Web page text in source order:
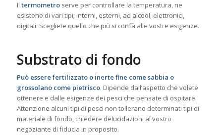
Il termometroserve per controllare la temperatura, ne
esistono di vari tipi; interni, esterni, ad alcool, elettronici,
digitali. Scegliete quello che più si confà alle vostre esigenze.
Substrato di fondo
Può essere fertilizzato o inerte fine come sabbia o
grossolano come pietrisco. Dipende dall’aspetto che volete
ottenere e dalle esigenze dei pesci che pensate di ospitare.
Attenzione alcuni tipi di pesci non tollerano determinati tipi di
materiale di fondo, chiedere delucidazioni al vostro
negoziante di fiducia in proposito.